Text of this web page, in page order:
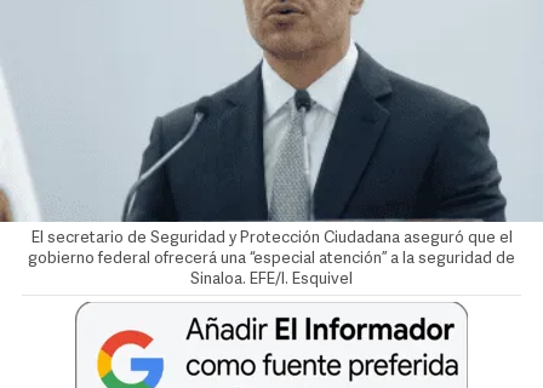
El secretario de Seguridad y Protección Ciudadana aseguró que el
gobierno federal ofrecerá una “especial atención” a la seguridad de
Sinaloa. EFE/I. Esquivel